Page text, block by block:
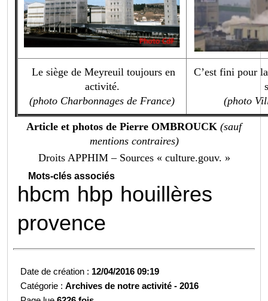
Le siège de Meyreuil toujours en
activité.
(photo Charbonnages de France)
C’est fini pour
(photo
Article et photos de Pierre OMBROUCK (sauf
mentions contraires)
Droits APPHIM – Sources « culture.gouv. »
Mots-clés associés
hbcm hbp houillères
provence
Date de création : 12/04/2016 09:19
Catégorie :Archives de notre activité -2016